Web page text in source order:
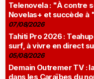
Telenovela : "À contre
Novelas+ et succède
07/08/2026
Tahiti Pro 2026 :
surf, à vivre en direct
05/08/2026
Demain Outremer TV :
dans les Caraïbes du